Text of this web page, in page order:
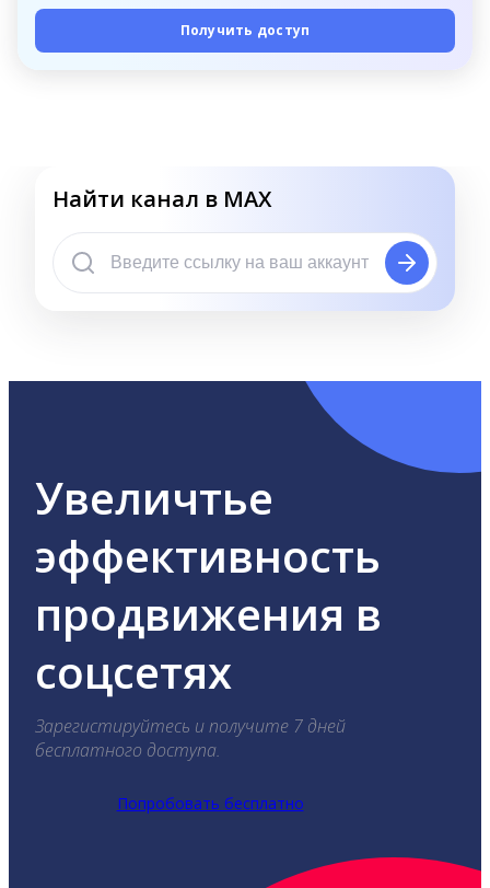
Получить доступ
Найти канал в MAX
Увеличтье
эффективность
продвижения в
соцсетях
Зарегистируйтесь и получите 7 дней
бесплатного доступа.
Попробовать бесплатно